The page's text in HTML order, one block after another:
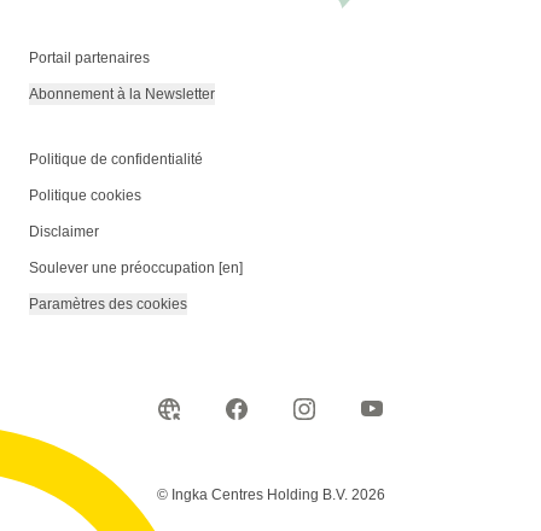
Portail partenaires
Abonnement à la Newsletter
Politique de confidentialité
Politique cookies
Disclaimer
Soulever une préoccupation [en]
Paramètres des cookies
© Ingka Centres Holding B.V. 2026